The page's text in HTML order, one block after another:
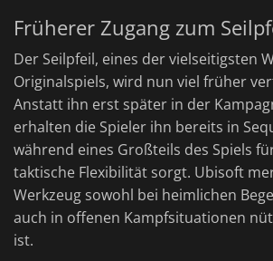
Früherer Zugang zum
Der Seilpfeil, eines der vielseitigsten
Originalspiels, wird nun viel früher
Anstatt ihn erst später in der
erhalten die Spieler ihn bereits in
während eines Großteils des Spiels
taktische Flexibilität sorgt. Ubisoft
Werkzeug sowohl bei heimlichen
auch in offenen Kampfsituationen
ist.